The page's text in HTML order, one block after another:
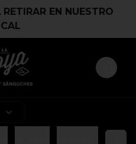
EN NUESTRO
Login